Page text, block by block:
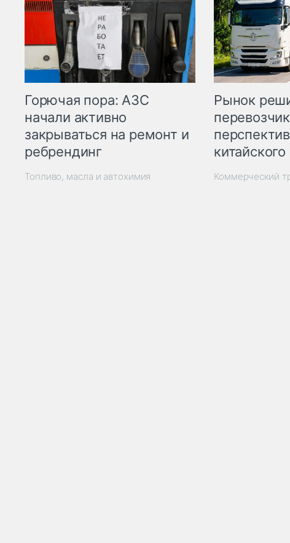
Горючая пора: АЗС
начали активно
закрываться на ремонт и
ребрендинг
Топливо, масла и автохимия
Рынок
китайского
Коммерческий